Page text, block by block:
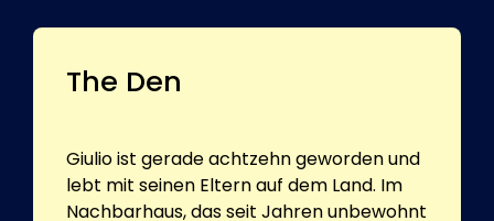
The Den
Giulio ist gerade achtzehn geworden und
lebt mit seinen Eltern auf dem Land. Im
Nachbarhaus, das seit Jahren unbewohnt